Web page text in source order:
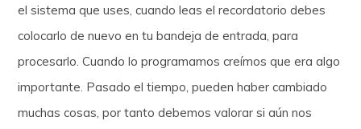
el sistema que uses, cuando leas el recordatorio debes
colocarlo de nuevo en tu bandeja de entrada, para
procesarlo. Cuando lo programamos creímos que era algo
importante. Pasado el tiempo, pueden haber cambiado
muchas cosas, por tanto debemos valorar si aún nos